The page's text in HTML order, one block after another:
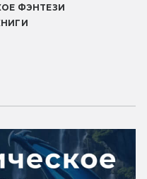
ФЭНТЕЗИ